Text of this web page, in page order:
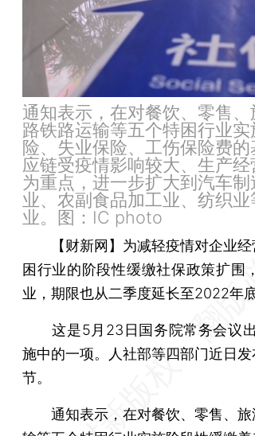
通知表示，在对餐饮、零售
路铁路运输等五个特困行业
险、失业保险、工伤保险费
应链受疫情影响较大、生产
为重点，进一步扩大到汽车
业、农副食品加工业、纺织
业。图：IC photo
【财新网】 为减轻疫情对企业
困行业的阶段性缓缴社保政策扩围
业，期限也从二季度延长至2022年底
这是5月23日国务院常务会议出
施中的一项。人社部等四部门近日
节。
通知表示，在对餐饮、零售、旅